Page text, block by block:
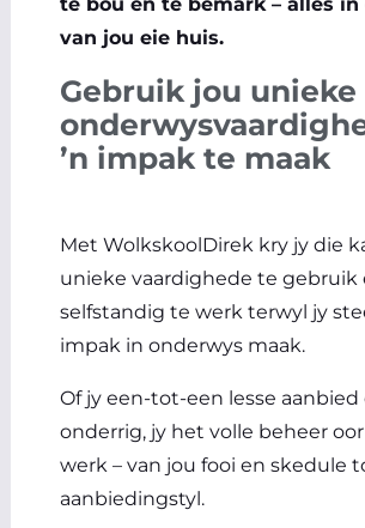
van jou eie huis.
Gebruik jou unieke
’n impak te maak
Met WolkskoolDirek kry jy die
unieke vaardighede te gebruik
selfstandig te werk terwyl jy
impak in onderwys maak.
Of jy een-tot-een lesse aanbied
onderrig, jy het volle beheer
werk – van jou fooi en skedule
aanbiedingstyl.